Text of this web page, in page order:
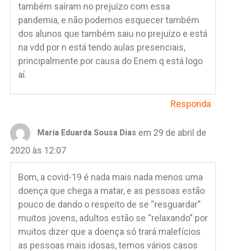
também saíram no prejuízo com essa
pandemia, e não podemos esquecer também
dos alunos que também saiu no prejuízo e está
na vdd por n está tendo aulas presenciais,
principalmente por causa do Enem q está logo
aí.
Responda
Maria Eduarda Sousa Dias em 29 de abril de
2020 às 12:07
Bom, a covid-19 é nada mais nada menos uma
doença que chega a matar, e as pessoas estão
pouco de dando o respeito de se “resguardar”
muitos jovens, adultos estão se “relaxando” por
muitos dizer que a doença só trará malefícios
as pessoas mais idosas, temos vários casos